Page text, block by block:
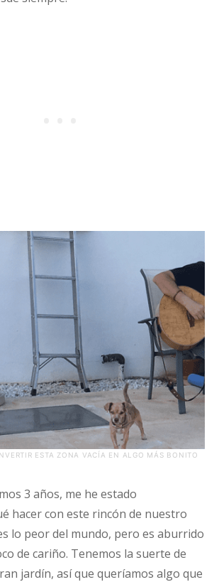
ESTA ZONA VACÍA EN ALGO MÁS BONITO
3 años, me he estado
hacer con este rincón de nuestro
lo peor del mundo, pero es aburrido
de cariño. Tenemos la suerte de
jardín, así que queríamos algo que